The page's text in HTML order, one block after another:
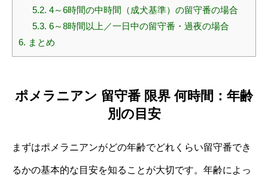
5.2. 4～6時間の中時間（成犬基準）の留守番の場合
5.3. 6～8時間以上／一日中の留守番・過夜の場合
6. まとめ
ポメラニアン 留守番 限界 何時間：年齢
別の目安
まずはポメラニアンがどの年齢でどれくらい留守番でき
るかの基本的な目安を知ることが大切です。年齢によっ